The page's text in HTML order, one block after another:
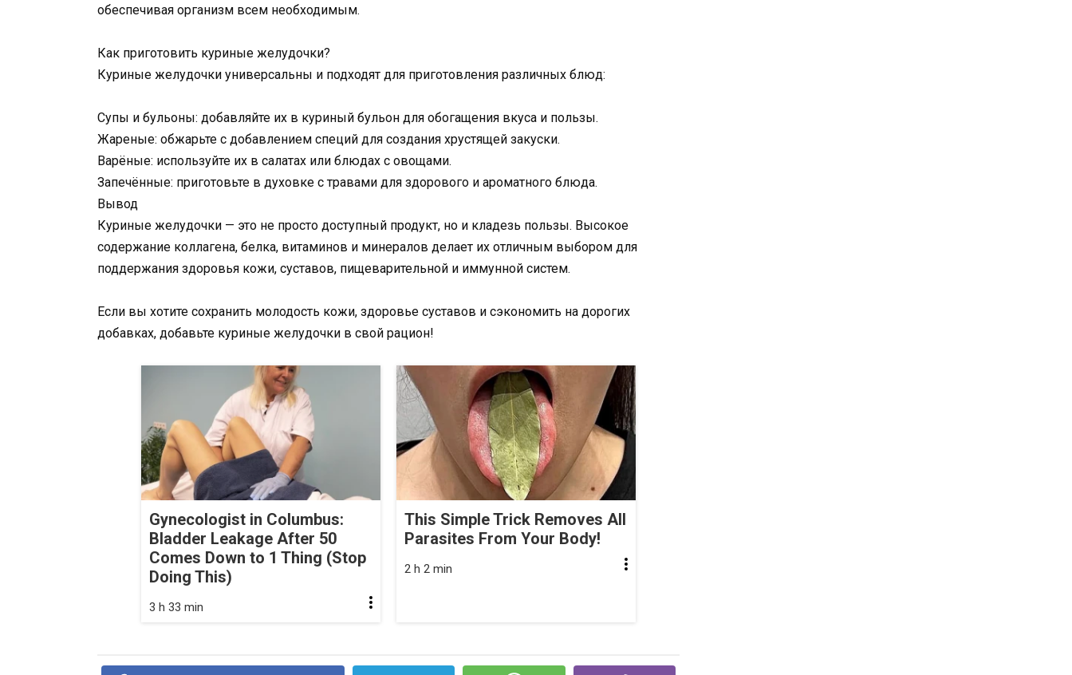
обеспечивая организм всем необходимым.
Как приготовить куриные желудочки?
Куриные желудочки универсальны и подходят для приготовления различных блюд:
Супы и бульоны: добавляйте их в куриный бульон для обогащения вкуса и пользы.
Жареные: обжарьте с добавлением специй для создания хрустящей закуски.
Варёные: используйте их в салатах или блюдах с овощами.
Запечённые: приготовьте в духовке с травами для здорового и ароматного блюда.
Вывод
Куриные желудочки — это не просто доступный продукт, но и кладезь пользы. Высокое
содержание коллагена, белка, витаминов и минералов делает их отличным выбором для
поддержания здоровья кожи, суставов, пищеварительной и иммунной систем.
Если вы хотите сохранить молодость кожи, здоровье суставов и сэкономить на дорогих
добавках, добавьте куриные желудочки в свой рацион!
Gynecologist in Columbus:
Bladder Leakage After 50
Comes Down to 1 Thing (Stop
Doing This)
3 h 33 min
This Simple Trick Removes All
Parasites From Your Body!
2 h 2 min